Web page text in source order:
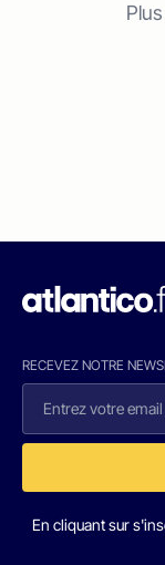
RECEVEZ NOTRE
En cliquant sur